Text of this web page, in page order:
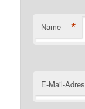
Name *
E-Mail-